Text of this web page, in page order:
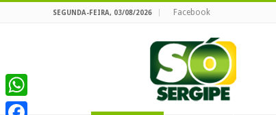
SEGUNDA-FEIRA, 03/08/2026 Facebook
WhatsApp